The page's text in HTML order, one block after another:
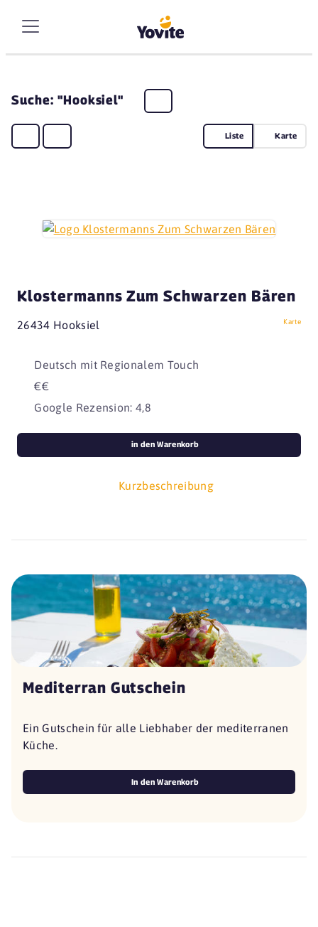
Suche: "Hooksiel"
Liste Karte
Klostermanns Zum Schwarzen Bären
26434 Hooksiel Karte
Deutsch mit Regionalem Touch
€€
Google Rezension: 4,8
Kurzbeschreibung
in den Warenkorb
Mediterran Gutschein
Ein Gutschein für alle Liebhaber der mediterranen
Küche.
In den Warenkorb